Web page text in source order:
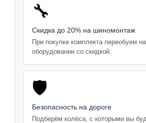
🔧
Скидка до 20% на шиномонтаж
При покупке комплекта переобуем
оборудовании со скидкой.
🛡️
Безопасность на дороге
Подберём колёса, с которыми вы